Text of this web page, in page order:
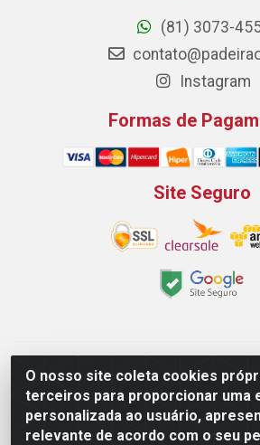
O nosso site coleta cookies
terceiros para proporcionar uma
personalizada ao usuário,
relevante de acordo com o seu
(81) 3073-
Instagram
Formas de
Site Seguro
Padeirão Comércio de Produtos Para
Rodovia Empresario João Santos Filho,
Muribeca, Jaboatão dos Guararapes/
CNPJ 03.042.263/